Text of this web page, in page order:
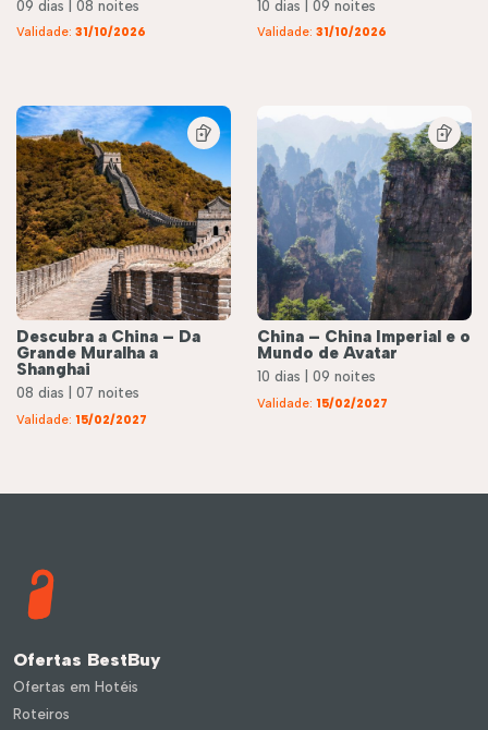
09 dias | 08 noites
Validade: 31/10/2026
10 dias | 09 noites
Validade: 31/10/2026
Descubra a China – Da
Grande Muralha a
Shanghai
08 dias | 07 noites
Validade: 15/02/2027
China – China Imperial e o
Mundo de Avatar
10 dias | 09 noites
Validade: 15/02/2027
Ofertas BestBuy
Ofertas em Hotéis
Roteiros